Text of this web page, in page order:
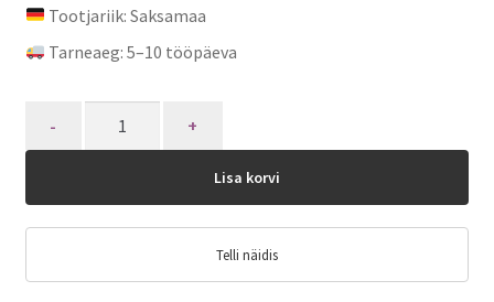
Tootjariik: Saksamaa
Tarneaeg: 5–10 tööpäeva
Lisa korvi
Telli näidis